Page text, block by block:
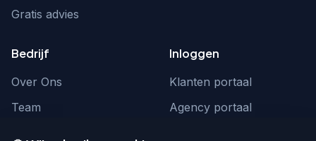
Gratis advies
Bedrijf
Over Ons
Team
Inloggen
Klanten portaal
Agency portaal